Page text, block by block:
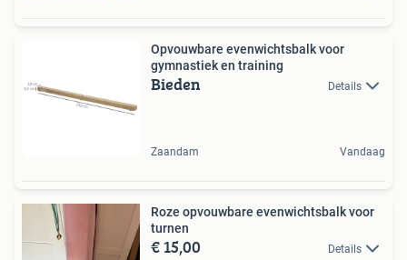
Opvouwbare evenwichtsbalk voor
gymnastiek en training
Bieden Details
Zaandam Vandaag
Roze opvouwbare evenwichtsbalk voor
turnen
€ 15,00 Details